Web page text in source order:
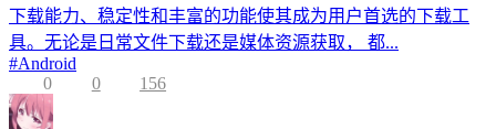
下载能力、稳定性和丰富的功能使其成为用户首选的下载工
具。无论是日常文件下载还是媒体资源获取， 都...
#Android
0
0 156